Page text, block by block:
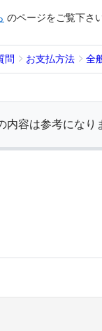
のページをご覧下さ
問 お支払方法 全
内容は参考になり